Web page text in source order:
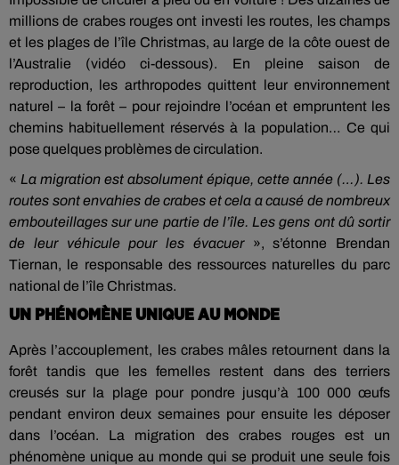
millions de crabes rouges ont investi les routes, les champs
et les plages de l’île Christmas, au large de la côte ouest de
l’Australie (vidéo ci-dessous). En pleine saison de
reproduction, les arthropodes quittent leur environnement
naturel – la forêt – pour rejoindre l’océan et empruntent les
chemins habituellement réservés à la population… Ce qui
pose quelques problèmes de circulation.
« La migration est absolument épique, cette année (…). Les
routes sont envahies de crabes et cela a causé de nombreux
embouteillages sur une partie de l’île. Les gens ont dû sortir
de leur véhicule pour les évacuer», s’étonne Brendan
Tiernan, le responsable des ressources naturelles du parc
national de l’île Christmas.
UN PHÉNOMÈNE UNIQUE AU MONDE
Après l’accouplement, les crabes mâles retournent dans la
forêt tandis que les femelles restent dans des terriers
creusés sur la plage pour pondre jusqu’à 100 000 œufs
pendant environ deux semaines pour ensuite les déposer
dans l’océan. La migration des crabes rouges est un
phénomène unique au monde qui se produit une seule fois